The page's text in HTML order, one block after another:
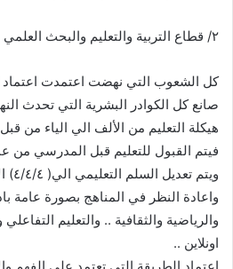
٢/ قطاع التربية والتعليم والبحث العلمي
كل الشعوب التي نهضت اعتمدت اعتماد
صانع كل الكوادر البشرية التي تحدث
هيكلة التعليم من الألف الي الياء من
فيتم القبول للتعليم قبل المدرسي من عمر ٤ الي
ويتم تعديل السلم التعليمي الي( ٤/٤/٤) الاساس /المتوسط/العالي ..
واعادة النظر في المناهج بصورة عامة
والرياضية والثقافية .. والتعليم التفاعلي
اونلاين ..